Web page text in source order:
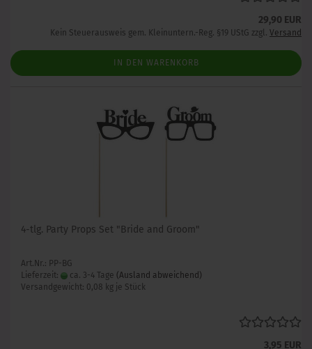
29,90 EUR
Kein Steuerausweis gem. Kleinuntern.-Reg. §19 UStG zzgl. Versand
IN DEN WARENKORB
4-tlg. Party Props Set "Bride and Groom"
Art.Nr.: PP-BG
Lieferzeit:
ca. 3-4 Tage (Ausland abweichend)
Versandgewicht: 0,08 kg je Stück
3,95 EUR